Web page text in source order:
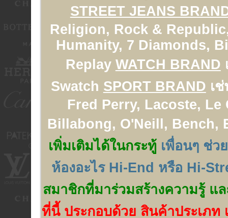
STREET JEANS
Religion, Rock &
Humanity, 7 Diamonds,
Replay WATCH BRAND
Swatch SPORT BRAND เ
Fred Perry, Lacoste,
Billabong, O'Neill, Bench,
เพิ่มเติมได้ในกระทู้ เพื่อนๆ ช่ว
ห้องอะไร Hi-End หรือ Hi-
สมาชิกที่มาร่วมสร้างความรู้ แ
ที่นี้ ประกอบด้วย สินค้าประเภท